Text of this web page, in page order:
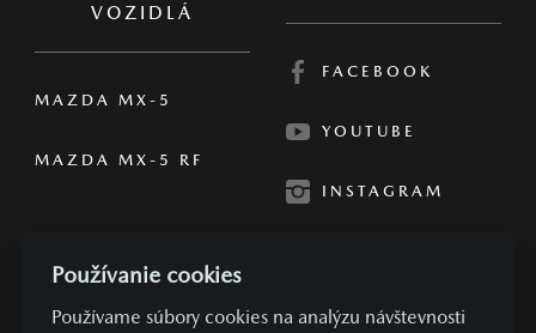
VOZIDLÁ
MAZDA MX-5
MAZDA MX-5 RF
FACEBOOK
YOUTUBE
INSTAGRAM
Používanie cookies
Používame súbory cookies na analýzu návštevnosti